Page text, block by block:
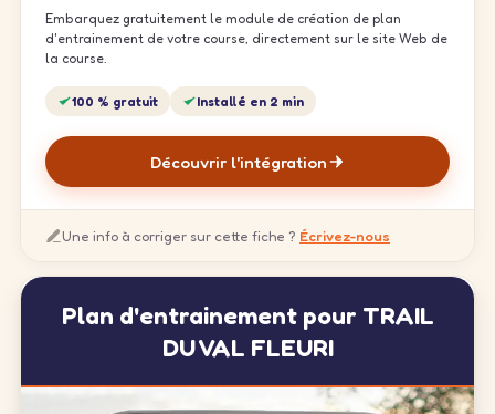
Embarquez gratuitement le module de création de plan
d'entrainement de votre course, directement sur le site Web de
la course.
100 % gratuit Installé en 2 min
Découvrir l'intégration
Une info à corriger sur cette fiche ? Écrivez-nous
Plan d'entrainement pour TRAIL
DU VAL FLEURI